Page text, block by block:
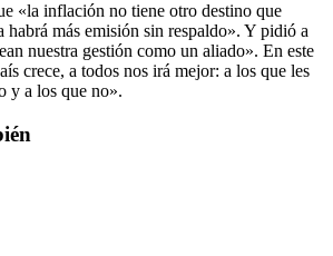
«la inflación no tiene otro destino que
habrá más emisión sin respaldo». Y pidió a
nuestra gestión como un aliado». En este
crece, a todos nos irá mejor: a los que les
y a los que no».